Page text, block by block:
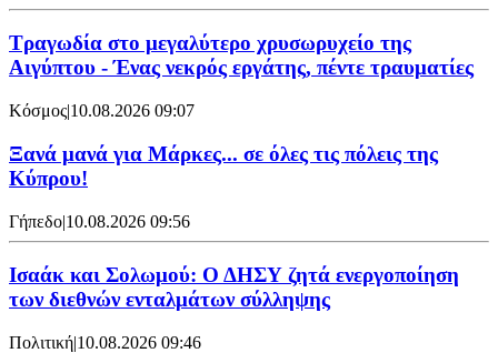
Τραγωδία στο μεγαλύτερο χρυσωρυχείο της
Αιγύπτου - Ένας νεκρός εργάτης, πέντε τραυματίες
Κόσμος|10.08.2026 09:07
Ξανά μανά για Μάρκες... σε όλες τις πόλεις της
Κύπρου!
Γήπεδο|10.08.2026 09:56
Ισαάκ και Σολωμού: Ο ΔΗΣΥ ζητά ενεργοποίηση
των διεθνών ενταλμάτων σύλληψης
Πολιτική|10.08.2026 09:46